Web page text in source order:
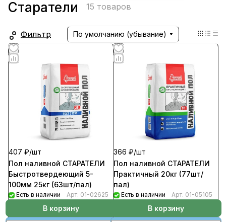
Старатели 15 товаров
Фильтр По умолчанию (убывание)
407 ₽/шт
Пол наливной СТАРАТЕЛИ
Быстротвердеющий 5-
100мм 25кг (63шт/пал)
Есть в наличии Арт. 01-02625
В корзину
366 ₽/шт
Пол наливной СТАРАТЕЛИ
Практичный 20кг (77шт/
пал)
Есть в наличии Арт. 01-05105
В корзину